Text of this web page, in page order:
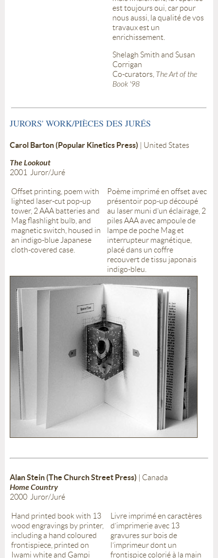
est toujours oui, car pour
nous aussi, la qualité de vos
travaux est un
enrichissement.
Shelagh Smith and Susan
Corrigan
Co-curators, The Art of the
Book '98
JURORS' WORK/PIÈCES DES JURÉS
Carol Barton (Popular Kinetics Press) | United States
The Lookout
2001 Juror/Juré
Offset printing, poem with
lighted laser-cut pop-up
tower, 2 AAA batteries and
Mag flashlight bulb, and
magnetic switch, housed in
an indigo-blue Japanese
cloth-covered case.
Poème imprimé en offset avec
présentoir pop-up découpé
au laser muni d’un éclairage, 2
piles AAA avec ampoule de
lampe de poche Mag et
interrupteur magnétique,
placé dans un coffre
recouvert de tissu japonais
indigo-bleu.
Alan Stein (The Church Street Press) | Canada
Home Country
2000 Juror/Juré
Hand printed book with 13
wood engravings by printer,
including a hand coloured
frontispiece, printed on
Iwami white and Gampi
Livre imprimé en caractères
d’imprimerie avec 13
gravures sur bois de
l’imprimeur dont un
frontispice colorié à la main